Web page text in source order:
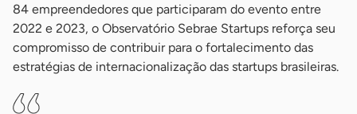
84 empreendedores que participaram do evento entre
2022 e 2023, o Observatório Sebrae Startups reforça seu
compromisso de contribuir para o fortalecimento das
estratégias de internacionalização das startups brasileiras.